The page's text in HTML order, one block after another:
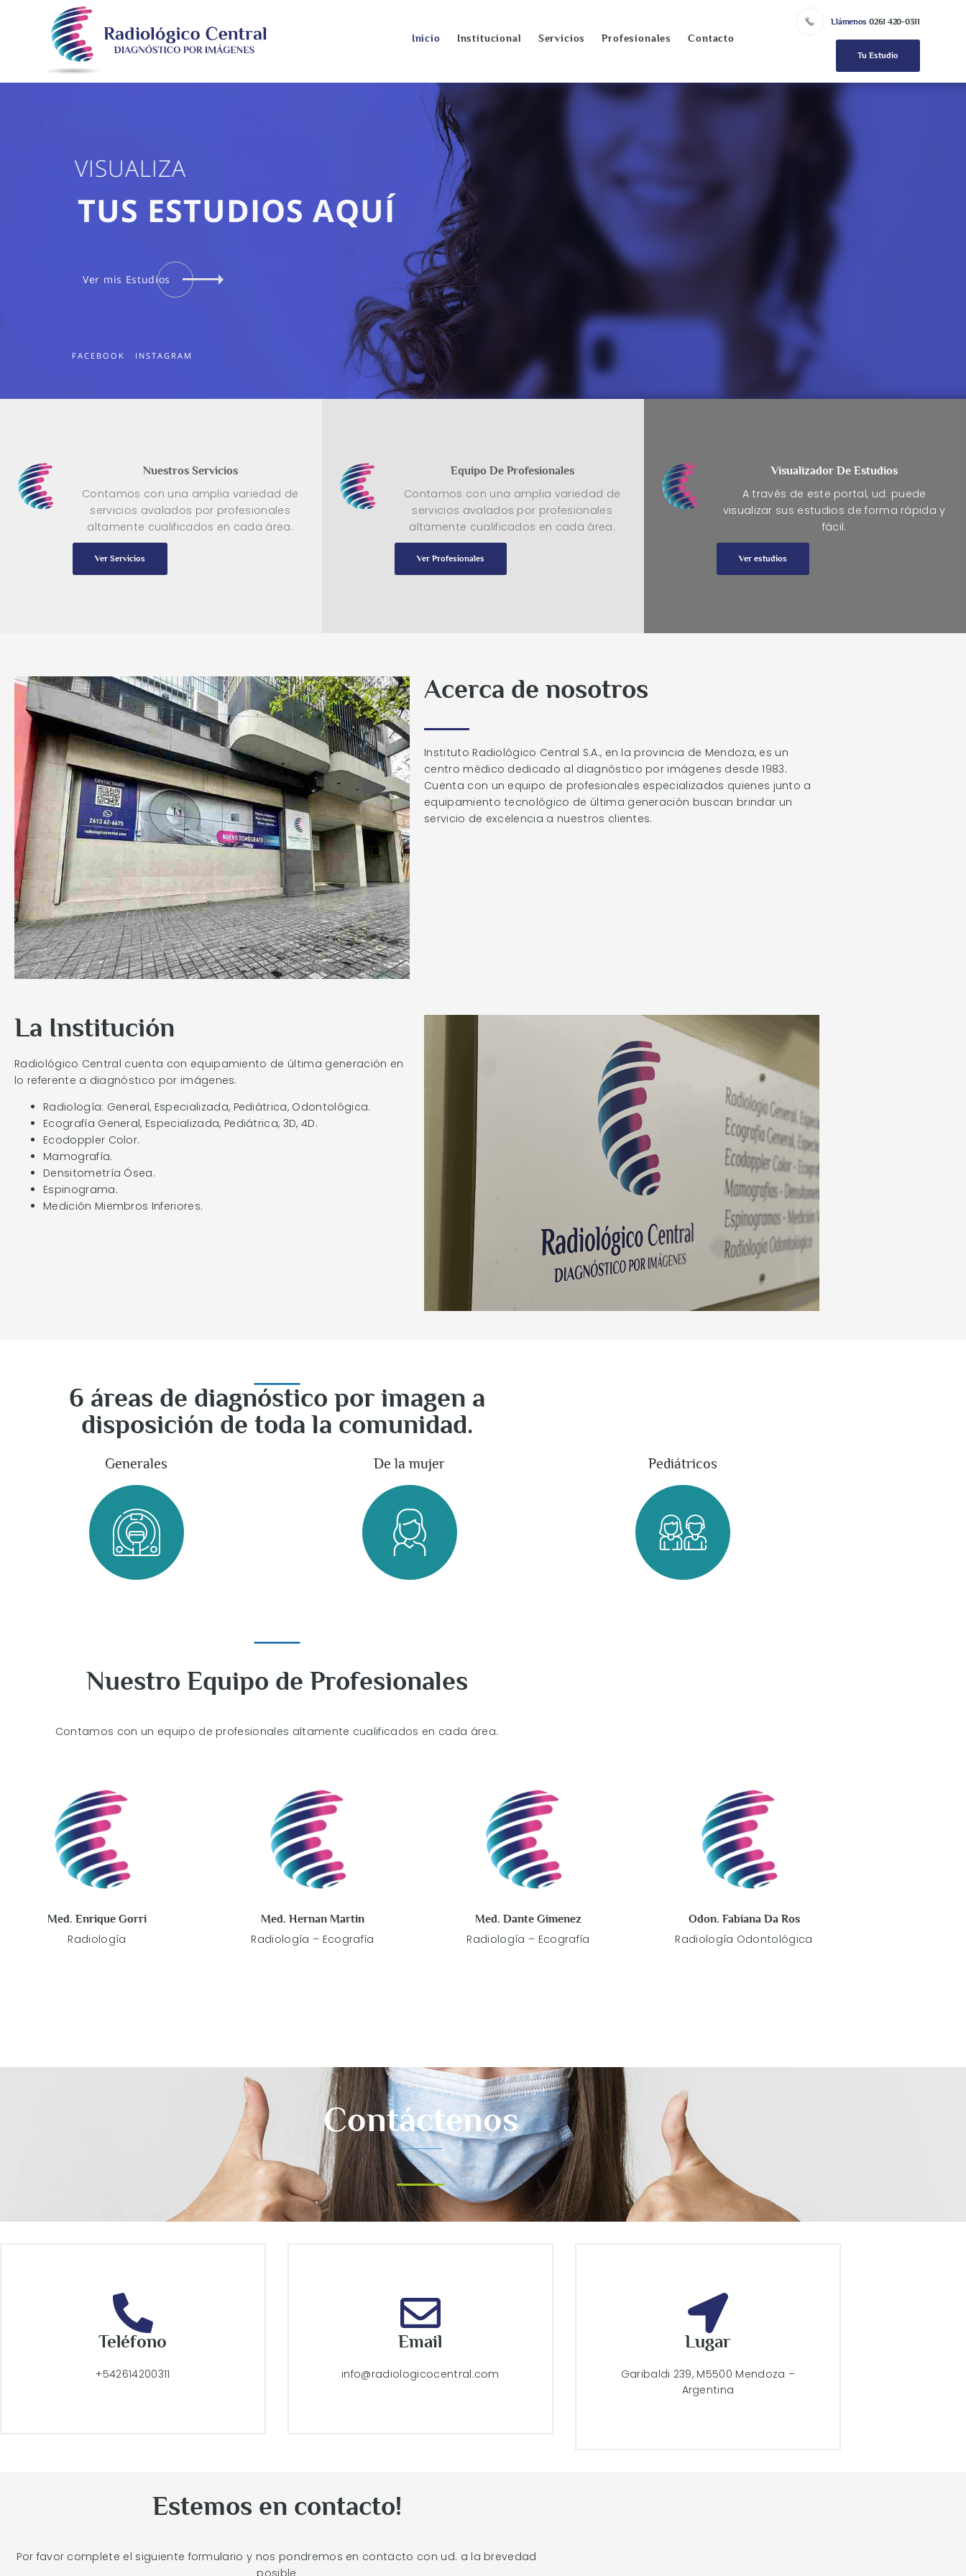
Inicio Institucional Servicios Profesionales Contacto
Llámenos 0261 420-0311
Tu Estudio
VISUALIZA
TUSESTUDIOS AQUÍ
Ver mis Estudios
FACEBOOK INSTAGRAM
Nuestros Servicios
Contamos con una amplia variedad de
servicios avalados por profesionales
altamente cualificados en cada área.
Ver Servicios
Equipo De Profesionales
Contamos con una amplia variedad de
servicios avalados por profesionales
altamente cualificados en cada área.
Ver Profesionales
Visualizador De Estudios
A través de este portal, ud. puede
visualizar sus estudios de forma rápida y
fácil.
Ver estudios
Acerca de nosotros
Instituto Radiológico Central S.A., en la provincia de Mendoza, es un
centro médico dedicado al diagnóstico por imágenes desde 1983.
Cuenta con un equipo de profesionales especializados quienes junto a
equipamiento tecnológico de última generación buscan brindar un
servicio de excelencia a nuestros clientes.
La Institución
Radiológico Central cuenta con equipamiento de última generación en
lo referente a diagnóstico por imágenes.
Radiología: General, Especializada, Pediátrica, Odontológica.
Ecografía General, Especializada, Pediátrica, 3D, 4D.
Ecodoppler Color.
Mamografía.
Densitometría Ósea.
Espinograma.
Medición Miembros Inferiores.
6 áreas de diagnóstico por imagen a
disposición de toda la comunidad.
Generales De la mujer Pediátricos
Nuestro Equipo de Profesionales
Contamos con un equipo de profesionales altamente cualificados en cada área.
Med. Enrique Gorri
Radiología
Med. Hernan Martin
Radiología – Ecografía
Med. Dante Gimenez
Radiología – Ecografía
Odon. Fabiana Da Ros
Radiología Odontológica
Contáctenos
Teléfono
+542614200311
Email
info@radiologicocentral.com
Lugar
Garibaldi 239, M5500 Mendoza –
Argentina
Estemos en contacto!
Por favor complete el siguiente formulario y nos pondremos en contacto con ud. a la brevedad